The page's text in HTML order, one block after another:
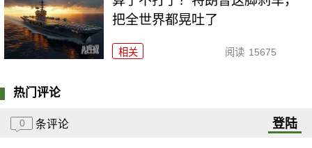
把全世界都晃吐了
相关 阅读 15675
热门评论
0 条评论 登陆